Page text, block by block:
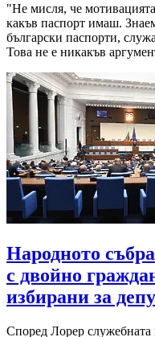
"Не мисля, че
какъв паспорт имаш.
български паспорти,
Това не е никакъв
Народното
с двойно
избирани за
Според Лорер служебната